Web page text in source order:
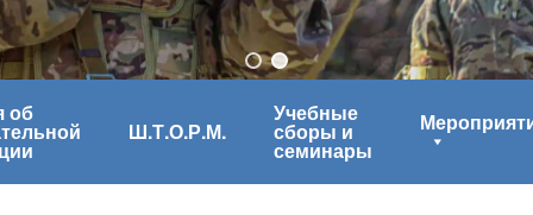
об
Ш.Т.О.Р.М.
Учебные
сборы и
семинары